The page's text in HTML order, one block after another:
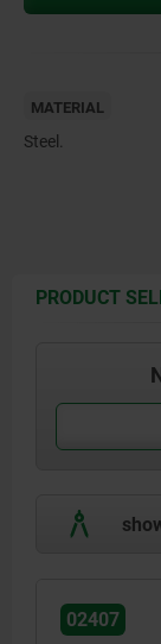
MATERIAL
Steel.
PRODUCT
02407